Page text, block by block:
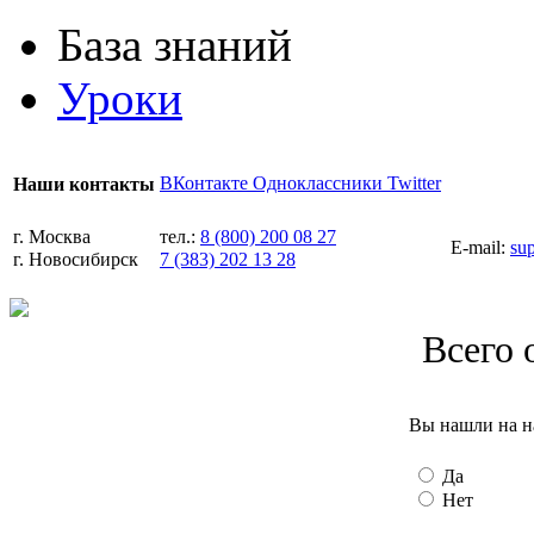
База знаний
Уроки
Наши контакты ВКонтакте Одноклассники Twitter
г. Москва
г. Новосибирск
тел.: 8 (800) 200 08 27
7 (383) 202 13 28
E-mail:
Всего
Вы нашли на
Да
Нет